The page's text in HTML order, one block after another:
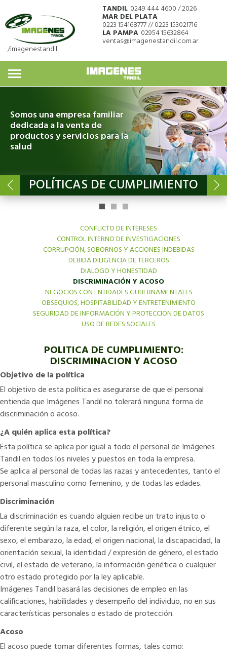
TANDIL 0249 444 4600 / 2026
MAR DEL PLATA
0223 154168777 // 0223 153021716
LA PAMPA 02954 15632864
ventas@imagenestandil.com.ar
/imagenestandil
Somos una empresa familiar
dedicada a la venta de
productos y servicios para la
salud
POLÍTICAS DE CUMPLIMIENTO
CONFLICTO DE INTERESES
CONTROL INTERNO DE INVESTIGACIONES
CORRUPCIÓN, SOBORNOS Y ACCIONES INDEBIDAS
DEBIDA DILIGENCIA DE TERCEROS
DIALOGO Y HONESTIDAD
DISCRIMINACIÓN Y ACOSO
NEGOCIOS CON ENTIDADES GUBERNAMENTALES
OBSEQUIOS, HOSPITABILIDAD Y ENTRETENIMIENTO
SEGURIDAD DE INFORMACIÓN Y PROTECCION DE DATOS
USO DE REDES SOCIALES
POLITICA DE CUMPLIMIENTO:
DISCRIMINACION Y ACOSO
Objetivo de la política
El objetivo de esta política es asegurarse de que el personal
entienda que Imágenes Tandil no tolerará ninguna forma de
discriminación o acoso.
¿A quién aplica esta política?
Esta política se aplica por igual a todo el personal de Imágenes
Tandil en todos los niveles y puestos en toda la empresa.
Se aplica al personal de todas las razas y antecedentes, tanto el
personal masculino como femenino, y de todas las edades.
Discriminación
La discriminación es cuando alguien recibe un trato injusto o
diferente según la raza, el color, la religión, el origen étnico, el
sexo, el embarazo, la edad, el origen nacional, la discapacidad, la
orientación sexual, la identidad / expresión de género, el estado
civil, el estado de veterano, la información genética o cualquier
otro estado protegido por la ley aplicable.
Imágenes Tandil basará las decisiones de empleo en las
calificaciones, habilidades y desempeño del individuo, no en sus
características personales o estado de protección.
Acoso
El acoso puede tomar diferentes formas, tales como: